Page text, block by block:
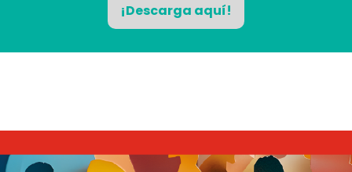
¡Descarga aquí!